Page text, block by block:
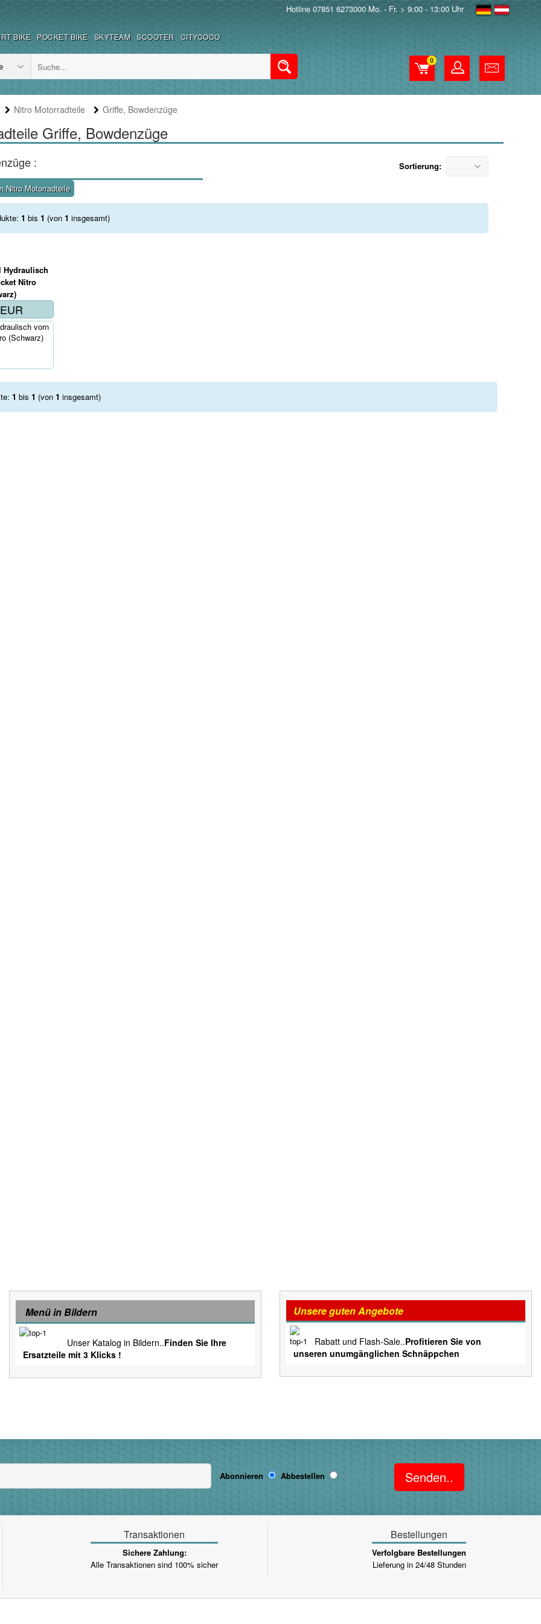
Hotline 07851 6273000 Mo. - Fr. > 9:00 - 13:00 Uhr
BIKE POCKET BIKE SKYTEAM SCOOTER CITYCOCO
0
Nitro Motorradteile Griffe, Bowdenzüge
Griffe, Bowdenzüge
:
Nitro Motorradteile
Sortierung:
1 bis 1 (von 1 insgesamt)
vorn
(Schwarz)
1 bis 1 (von 1 insgesamt)
Menü in Bildern
Unser Katalog in Bildern..Finden Sie Ihre
Ersatzteile mit 3 Klicks !
Unsere guten Angebote
Rabatt und Flash-Sale..Profitieren Sie von
unseren unumgänglichen Schnäppchen
Abonnieren Abbestellen Senden..
Transaktionen
Sichere Zahlung:
Alle Transaktionen sind 100% sicher
Bestellungen
Verfolgbare Bestellungen
Lieferung in 24/48 Stunden